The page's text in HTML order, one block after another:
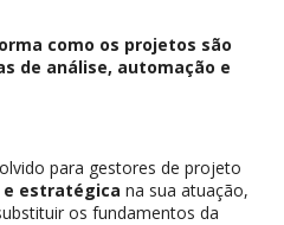
como os projetos são
de análise, automação e
para gestores de projeto
estratégica na sua atuação,
os fundamentos da